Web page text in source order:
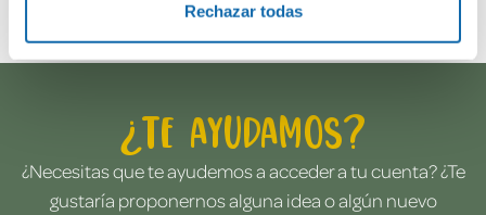
Rechazar todas
¿Te ayudamos?
¿Necesitas que te ayudemos a acceder a tu cuenta? ¿Te
gustaría proponernos alguna idea o algún nuevo